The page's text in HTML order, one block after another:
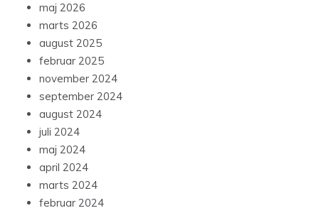
maj 2026
marts 2026
august 2025
februar 2025
november 2024
september 2024
august 2024
juli 2024
maj 2024
april 2024
marts 2024
februar 2024